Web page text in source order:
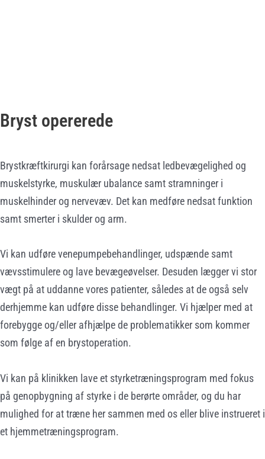
Bryst opererede
Brystkræftkirurgi kan forårsage nedsat ledbevægelighed og
muskelstyrke, muskulær ubalance samt stramninger i
muskelhinder og nervevæv. Det kan medføre nedsat funktion
samt smerter i skulder og arm.
Vi kan udføre venepumpebehandlinger, udspænde samt
vævsstimulere og lave bevægeøvelser. Desuden lægger vi stor
vægt på at uddanne vores patienter, således at de også selv
derhjemme kan udføre disse behandlinger. Vi hjælper med at
forebygge og/eller afhjælpe de problematikker som kommer
som følge af en brystoperation.
Vi kan på klinikken lave et styrketræningsprogram med fokus
på genopbygning af styrke i de berørte områder, og du har
mulighed for at træne her sammen med os eller blive instrueret i
et hjemmetræningsprogram.